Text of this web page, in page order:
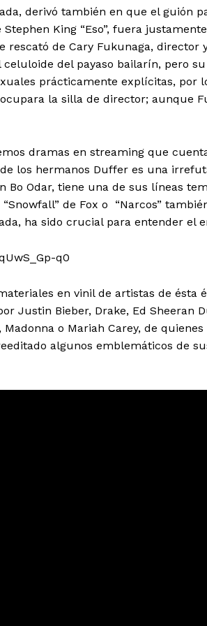
derivó también en que el guión
King “Eso”, fuera
rescató de Cary Fukunaga,
del payaso bailarín, pero
prácticamente explícitas, por
la silla de director; aunque
dramas en streaming que
los hermanos Duffer es una
Bo Odar, tiene una de sus líneas
de Fox o “Narcos”
ha sido crucial para entender el
q0
en vinil de artistas de ésta
Justin Bieber, Drake, Ed Sheeran
o Mariah Carey, de
algunos emblemáticos de